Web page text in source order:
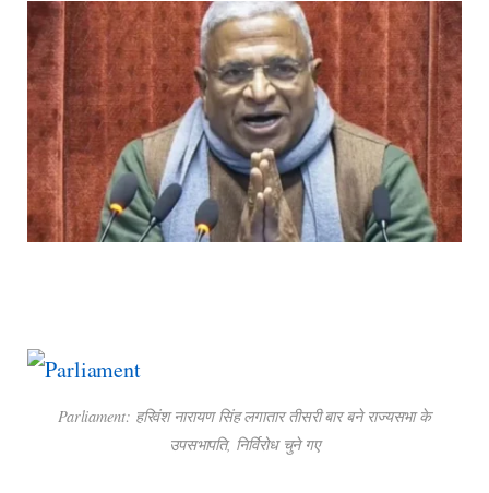
Parliament: हरिवंश नारायण सिंह लगातार तीसरी बार बने राज्यसभा के
उपसभापति, निर्विरोध चुने गए